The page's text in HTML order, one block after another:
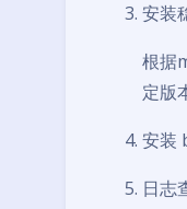
安装
根据
定版
安装
日志